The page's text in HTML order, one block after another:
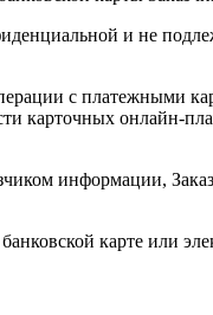
и не
с платежными
карточных онлайн-
информации,
карте или